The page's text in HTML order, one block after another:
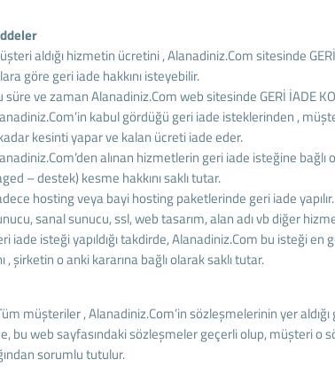
aldığı hizmetin ücretini , Alanadiniz.Com sitesinde
göre geri iade hakkını isteyebilir.
süre ve zaman Alanadiniz.Com web sitesinde GERİ İADE
kabul gördüğü geri iade isteklerinden ,
kesinti yapar ve kalan ücreti iade eder.
alınan hizmetlerin geri iade isteğine
– destek) kesme hakkını saklı tutar.
hosting veya bayi hosting paketlerinde geri iade yapılır.
sanal sunucu, ssl, web tasarım, alan adı vb diğer
iade isteği yapıldığı takdirde, Alanadiniz.Com bu isteği
, şirketin o anki kararına bağlı olarak saklı tutar.
müşteriler , Alanadiniz.Com’in sözleşmelerinin yer
bu web sayfasındaki sözleşmeler geçerli olup, müşteri o
sorumlu tutulur.